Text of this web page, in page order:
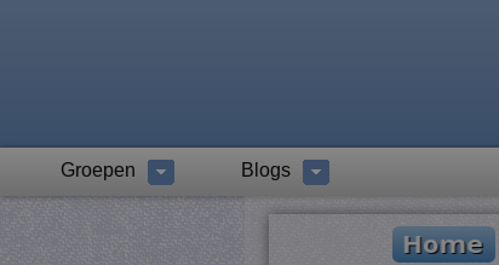
Groepen Blogs